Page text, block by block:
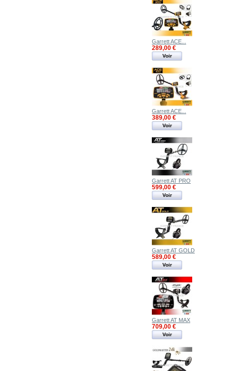
Garrett ACE...
289,00 €
Voir
Garrett ACE...
389,00 €
Voir
Garrett AT PRO
599,00 €
Voir
Garrett AT GOLD
589,00 €
Voir
Garrett AT MAX
709,00 €
Voir